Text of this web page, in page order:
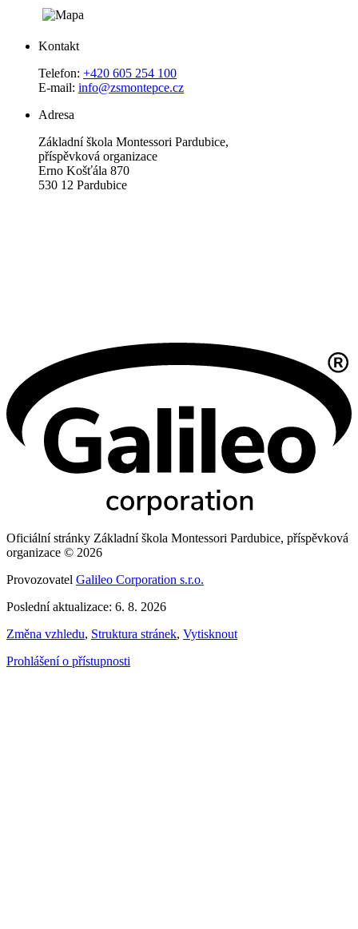
Kontakt
Telefon: +420 605 254 100
E-mail: info@zsmontepce.cz
Adresa
Základní škola Montessori Pardubice,
příspěvková organizace
Erno Košťála 870
530 12 Pardubice
Oficiální stránky Základní škola Montessori Pardubice, příspěvková
organizace © 2026
Provozovatel Galileo Corporation s.r.o.
Poslední aktualizace: 6. 8. 2026
Změna vzhledu, Struktura stránek, Vytisknout
Prohlášení o přístupnosti